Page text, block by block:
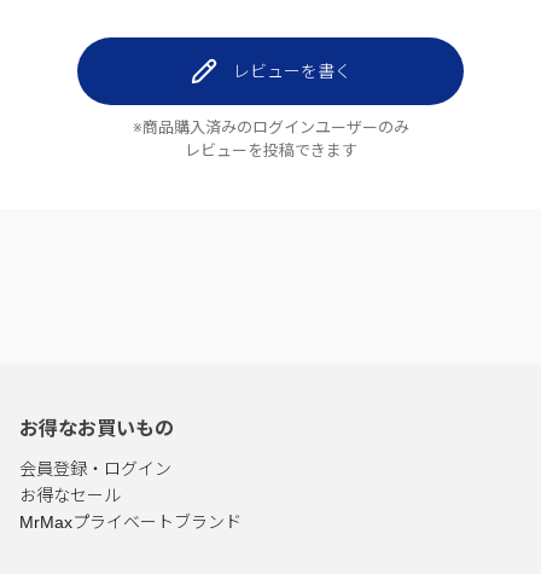
レビューを書く
※商品購入済みのログインユーザーのみ
レビューを投稿できます
お得なお買いもの
会員登録・ログイン
お得なセール
MrMaxプライベートブランド